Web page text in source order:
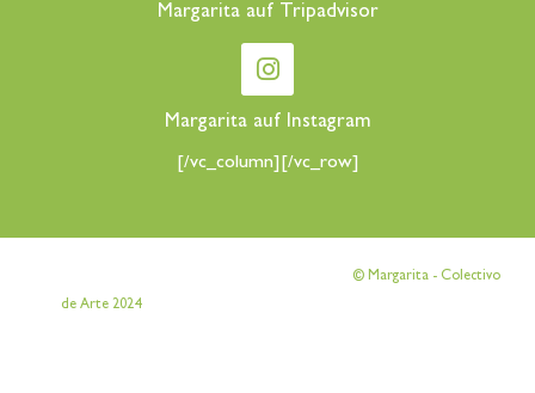
Margarita auf Tripadvisor
Margarita auf Instagram
[/vc_column][/vc_row]
© Margarita - Colectivo
de Arte 2024[/vc_column_text][/vc_column][/vc_row]